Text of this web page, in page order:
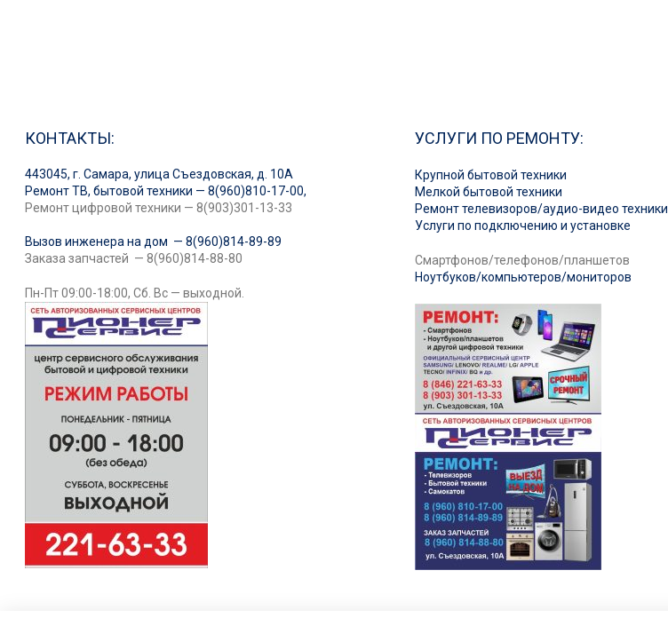
КОНТАКТЫ:
443045, г. Самара, улица Съездовская, д. 10А
Ремонт ТВ, бытовой техники — 8(960)810-17-00,
Ремонт цифровой техники — 8(903)301-13-33
Вызов инженера на дом — 8(960)814-89-89
Заказа запчастей — 8(960)814-88-80
Пн-Пт 09:00-18:00, Сб. Вс — выходной.
УСЛУГИ ПО РЕМОНТУ:
Крупной бытовой техники
Мелкой бытовой техники
Ремонт телевизоров/аудио-видео техники
Услуги по подключению и установке
Смартфонов/телефонов/планшетов
Ноутбуков/компьютеров/мониторов